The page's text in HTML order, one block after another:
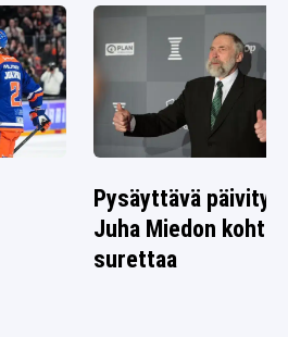
Pysäyttävä päivitys:
Juha Miedon
surettaa